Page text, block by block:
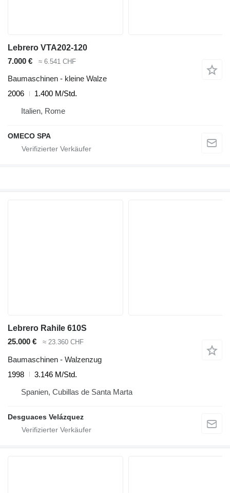
Lebrero VTA202-120
7.000 €
≈ 6.541 CHF
Baumaschinen - kleine Walze
2006
1.400 M/Std.
Italien, Rome
OMECO SPA
Lebrero Rahile 610S
25.000 €
≈ 23.360 CHF
Baumaschinen - Walzenzug
1998
3.146 M/Std.
Spanien, Cubillas de Santa Marta
Desguaces Velázquez